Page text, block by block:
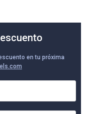
en tu próxima